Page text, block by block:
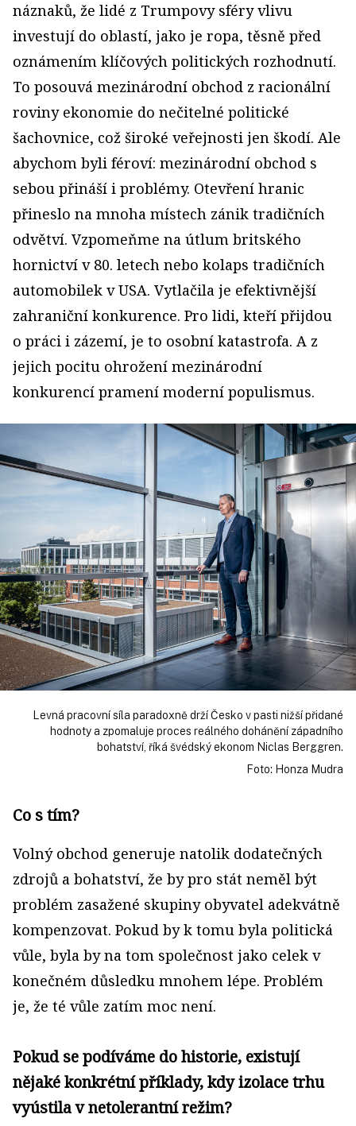
náznaků, že lidé z Trumpovy sféry vlivu
investují do oblastí, jako je ropa, těsně před
oznámením klíčových politických rozhodnutí.
To posouvá mezinárodní obchod z racionální
roviny ekonomie do nečitelné politické
šachovnice, což široké veřejnosti jen škodí. Ale
abychom byli féroví: mezinárodní obchod s
sebou přináší i problémy. Otevření hranic
přineslo na mnoha místech zánik tradičních
odvětví. Vzpomeňme na útlum britského
hornictví v 80. letech nebo kolaps tradičních
automobilek v USA. Vytlačila je efektivnější
zahraniční konkurence. Pro lidi, kteří přijdou
o práci i zázemí, je to osobní katastrofa. A z
jejich pocitu ohrožení mezinárodní
konkurencí pramení moderní populismus.
Levná pracovní síla paradoxně drží Česko v pasti nižší přidané
hodnoty a zpomaluje proces reálného dohánění západního
bohatství, říká švédský ekonom Niclas Berggren.
Foto: Honza Mudra
Co s tím?
Volný obchod generuje natolik dodatečných
zdrojů a bohatství, že by pro stát neměl být
problém zasažené skupiny obyvatel adekvátně
kompenzovat. Pokud by k tomu byla politická
vůle, byla by na tom společnost jako celek v
konečném důsledku mnohem lépe. Problém
je, že té vůle zatím moc není.
Pokud se podíváme do historie, existují
nějaké konkrétní příklady, kdy izolace trhu
vyústila v netolerantní režim?